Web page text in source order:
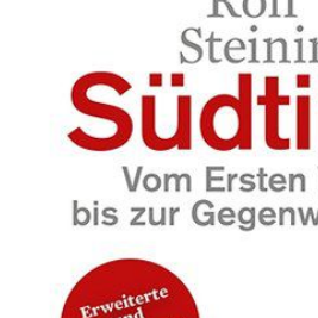
Zur Wunschliste hinzufügen
Vom Ersten Weltkrieg bis zur
Rolf Steininger